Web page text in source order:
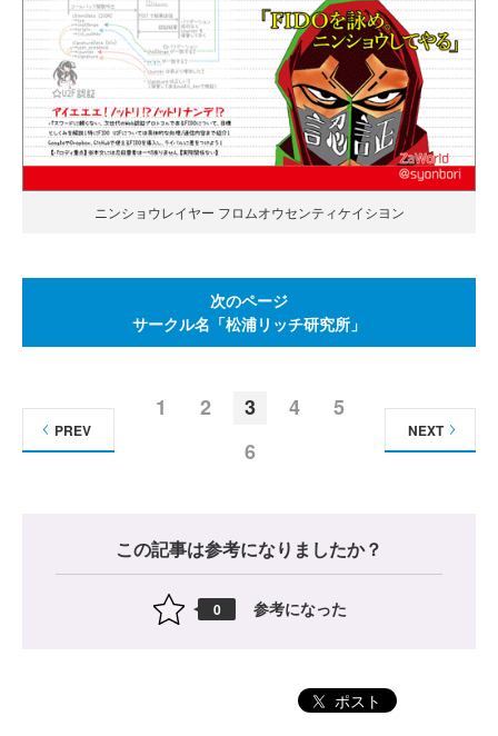
ニンショウレイヤー フロムオウセンティケイシヨン
次のページ
サークル名「松浦リッチ研究所」
1 2 3 4
5
6
PREV NEXT
この記事は参考になりましたか？
0 参考になった
ポスト